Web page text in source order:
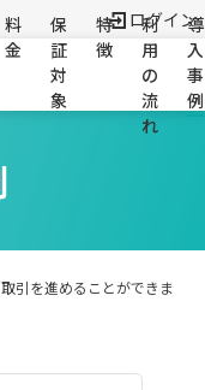
ログイン
料
金
保
証
対
象
特
徴
利
用
の
流
れ
導
入
事
例
引を進めることができま